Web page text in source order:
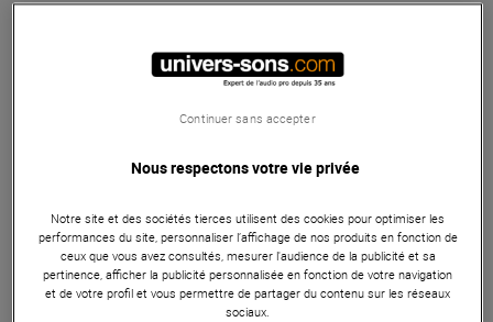
Autres Caractéristiques
Panneau 1U
Acier
Revêtement poudre
Tôle en U
Nous respectons votre vie privée
Notre site et des sociétés tierces utilisent des cookies pour optimiser les
performances du site, personnaliser l’affichage de nos produits en fonction de
ceux que vous avez consultés, mesurer l'audience de la publicité et sa
pertinence, afficher la publicité personnalisée en fonction de votre navigation
et de votre profil et vous permettre de partager du contenu sur les réseaux
sociaux.
Continuer sans accepter